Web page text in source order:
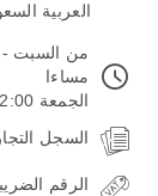
العربية
مساءا
الجمعة 2:00 مساءا - 10:00 مساءا
السجل التجاري:
الرقم الضريبي: